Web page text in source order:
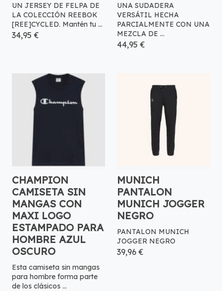
UN JERSEY DE FELPA DE
LA COLECCIÓN REEBOK
[REE]CYCLED. Mantén tu ...
34,95 €
UNA SUDADERA
VERSÁTIL HECHA
PARCIALMENTE CON UNA
MEZCLA DE ...
44,95 €
CHAMPION
CAMISETA SIN
MANGAS CON
MAXI LOGO
ESTAMPADO PARA
HOMBRE AZUL
OSCURO
Esta camiseta sin mangas
para hombre forma parte
de los clásicos ...
MUNICH
PANTALON
MUNICH JOGGER
NEGRO
PANTALON MUNICH
JOGGER NEGRO
39,96 €